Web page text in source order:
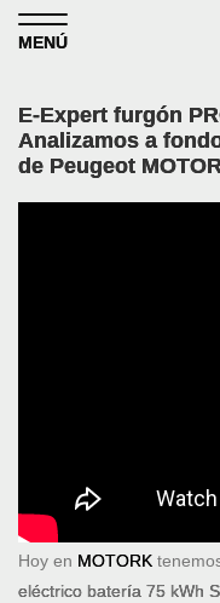
Skip to content
MENÚ
E-Expert furgón
Analizamos a
de Peugeot
Hoy en MOTORK
eléctrico batería 75 kWh